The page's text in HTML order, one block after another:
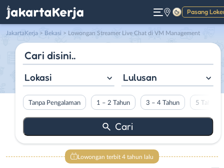
Pasang
Gelap
JakartaKerja > Bekasi > Lowongan Streamer Live Chat di VM Management
Lokasi Lulusan
Tanpa Pengalaman 1 – 2 Tahun 3 – 4 Tahun 5 Tahun
Lowongan terbit 4 tahun lalu